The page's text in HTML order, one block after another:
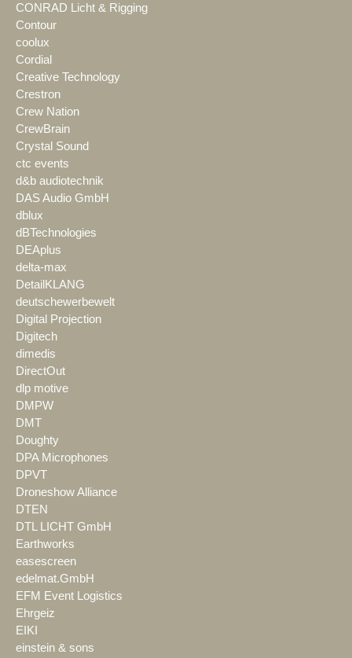
CONRAD Licht & Rigging
Contour
coolux
Cordial
Creative Technology
Crestron
Crew Nation
CrewBrain
Crystal Sound
ctc events
d&b audiotechnik
DAS Audio GmbH
dblux
dBTechnologies
DEAplus
delta-max
DetailKLANG
deutschewerbewelt
Digital Projection
Digitech
dimedis
DirectOut
dlp motive
DMPW
DMT
Doughty
DPA Microphones
DPVT
Droneshow Alliance
DTEN
DTL LICHT GmbH
Earthworks
easescreen
edelmat.GmbH
EFM Event Logistics
Ehrgeiz
EIKI
einstein & sons